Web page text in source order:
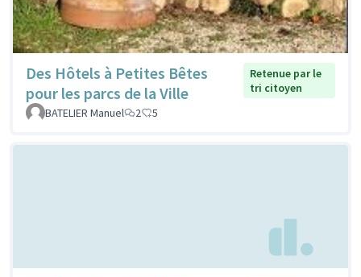
Des Hôtels à Petites Bêtes
pour les parcs de la Ville
Retenue par le
tri citoyen
BATELIER Manuel
2 5